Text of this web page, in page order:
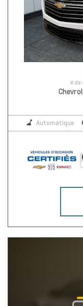
# de
Automatique